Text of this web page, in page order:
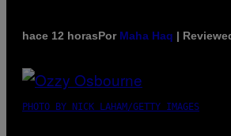
hace 12 horasPor Maha Haq |
PHOTO BY NICK LAHAM/GETTY IMAGES